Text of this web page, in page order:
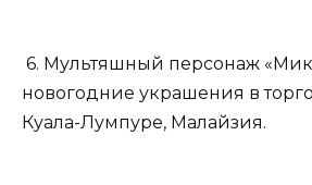
6. Мультяшный персонаж
новогодние украшения в
Куала-Лумпуре, Малайзия.